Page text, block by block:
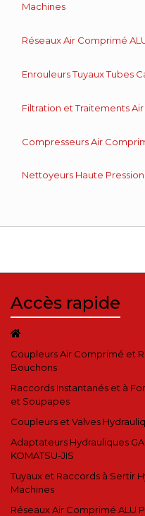
Machines
Réseaux Air Comprimé
Enrouleurs Tuyaux Tubes
Filtration et Traitements
Compresseurs Air
Nettoyeurs Haute
Accès rapide
Coupleurs Air Comprimé et
Bouchons
Raccords Instantanés et à
et Soupapes
Coupleurs et Valves
Adaptateurs Hydrauliques
KOMATSU-JIS
Tuyaux et Raccords à Sertir
Machines
Réseaux Air Comprimé ALU